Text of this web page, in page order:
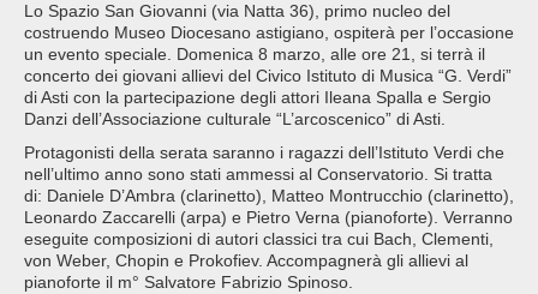
Lo Spazio San Giovanni (via Natta 36), primo nucleo del
costruendo Museo Diocesano astigiano, ospiterà per l’occasione
un evento speciale. Domenica 8 marzo, alle ore 21, si terrà il
concerto dei giovani allievi del Civico Istituto di Musica “G. Verdi”
di Asti con la partecipazione degli attori Ileana Spalla e Sergio
Danzi dell’Associazione culturale “L’arcoscenico” di Asti.
Protagonisti della serata saranno i ragazzi dell’Istituto Verdi che
nell’ultimo anno sono stati ammessi al Conservatorio. Si tratta
di: Daniele D’Ambra (clarinetto), Matteo Montrucchio (clarinetto),
Leonardo Zaccarelli (arpa) e Pietro Verna (pianoforte). Verranno
eseguite composizioni di autori classici tra cui Bach, Clementi,
von Weber, Chopin e Prokofiev. Accompagnerà gli allievi al
pianoforte il m° Salvatore Fabrizio Spinoso.